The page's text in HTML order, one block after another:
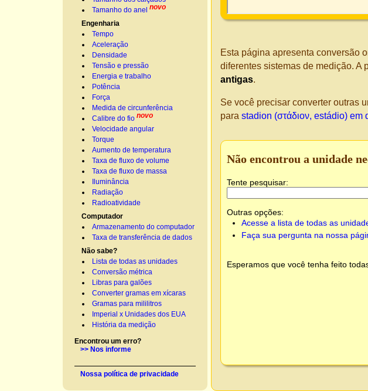
Tamanho do anel novo
Engenharia
Tempo
Aceleração
Densidade
Tensão e pressão
Energia e trabalho
Potência
Força
Medida de circunferência
Calibre do fio novo
Velocidade angular
Torque
Aumento de temperatura
Taxa de fluxo de volume
Taxa de fluxo de massa
Iluminância
Radiação
Radioatividade
Computador
Armazenamento do computador
Taxa de transferência de dados
Não sabe?
Lista de todas as unidades
Conversão métrica
Libras para galões
Converter gramas em xícaras
Gramas para mililitros
Imperial x Unidades dos EUA
História da medição
Encontrou um erro?
>> Nos informe
Nossa política de privacidade
Esta página apresenta conversão
diferentes sistemas de medição. A
antigas.
Se você precisar converter outras
para stadion (στάδιον, estádio) em
Não encontrou a unidade
Tente pesquisar:
Outras opções:
Acesse a lista de todas as
Faça sua pergunta na nossa
Esperamos que você tenha feito